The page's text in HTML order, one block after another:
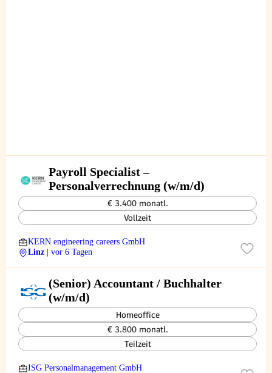
Payroll Specialist –
Personalverrechnung (w/m/d)
€ 3.400 monatl.
Vollzeit
KERN engineering careers GmbH
Linz
| vor 6 Tagen
(Senior) Accountant / Buchhalter
(w/m/d)
Homeoffice
€ 3.800 monatl.
Teilzeit
ISG Personalmanagement GmbH